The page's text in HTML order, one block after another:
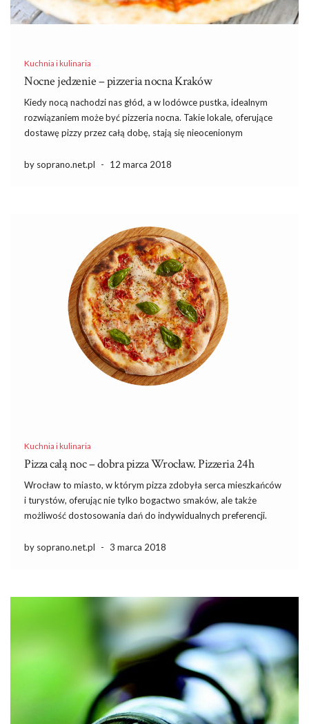
Kuchnia i kulinaria
Nocne jedzenie – pizzeria nocna Kraków
Kiedy nocą nachodzi nas głód, a w lodówce pustka, idealnym
rozwiązaniem może być pizzeria nocna. Takie lokale, oferujące
dostawę pizzy przez całą dobę, stają się nieocenionym
którzy po prostu pragną zjeść coś smacznego o nietypowej
by soprano.net.pl - 12 marca 2018
Kuchnia i kulinaria
Pizza całą noc – dobra pizza Wrocław. Pizzeria 24h
Wrocław to miasto, w którym pizza zdobyła serca mieszkańców
i turystów, oferując nie tylko bogactwo smaków, ale także
możliwość dostosowania dań do indywidualnych preferencji.
nocnych marków oraz tych, którzy pragną rozpieścić swoje kubki
by soprano.net.pl - 3 marca 2018